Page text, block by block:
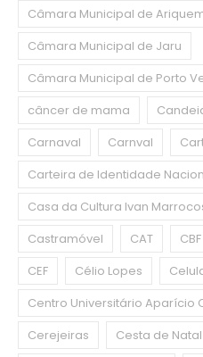
Câmara Municipal de
Câmara Municipal de Jaru
Câmara Municipal de Porto
câncer de mama
Carnaval
Carnval
Carteira de Identidade
Casa da Cultura Ivan
Castramóvel
CAT CBF
CEF
Célio Lopes
Centro Universitário Aparício
Cerejeiras
Cesta de Natal